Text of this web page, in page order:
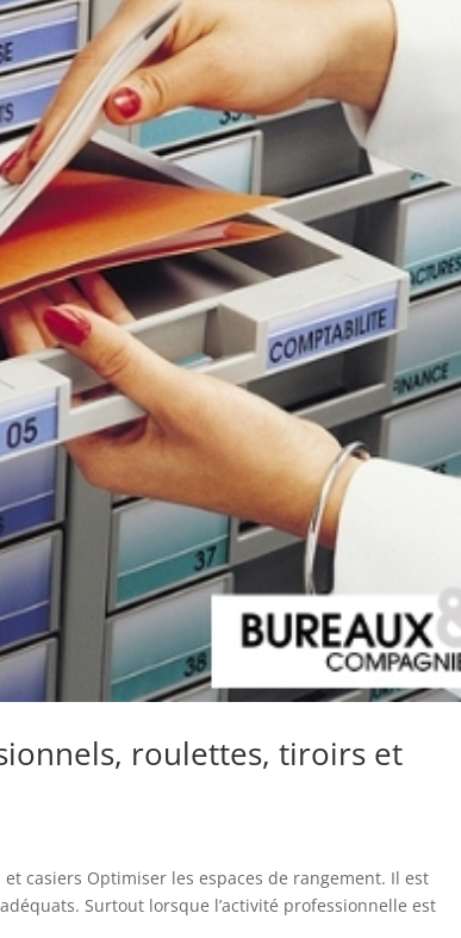
roulettes, tiroirs et
casiers Optimiser les espaces de rangement. Il est
Surtout lorsque l’activité professionnelle est